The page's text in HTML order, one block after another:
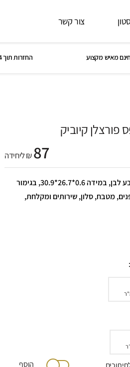
צור קשר
מאיש מקצוע החזרות תוך 14 ימים
פורצלן קיוביק
87₪ ליחידה
פסיפס פורצלן קיוביק, בצבע לבן, במידה 0.6*26.7*30.9, בגימור
מטבח, סלון, שירותים ומקלחת,
הוסף